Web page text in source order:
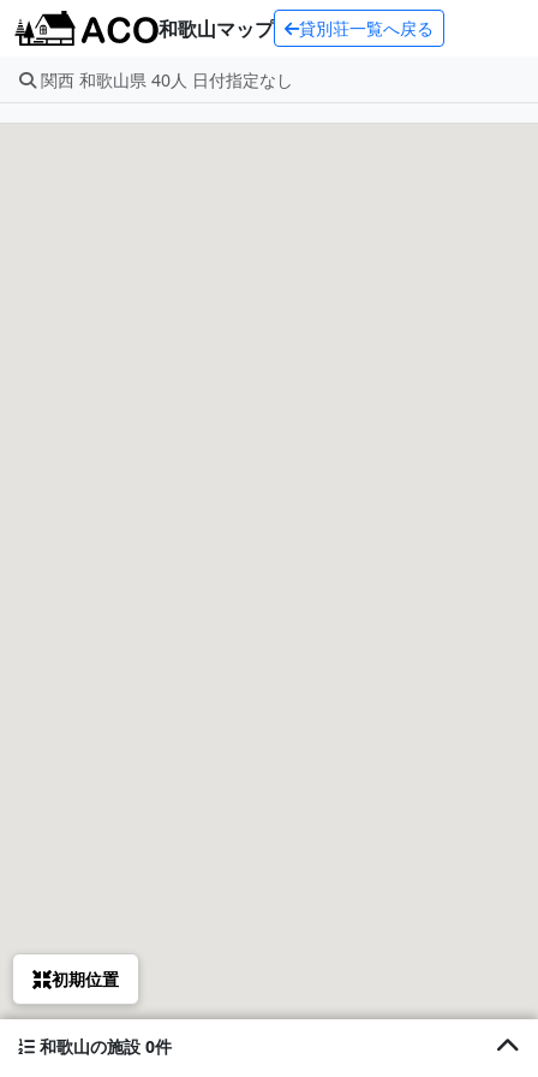
和歌山マップ 貸別荘一覧へ戻る
関西 和歌山県 40人 日付指定なし
初期位置
和歌山の施設 0件